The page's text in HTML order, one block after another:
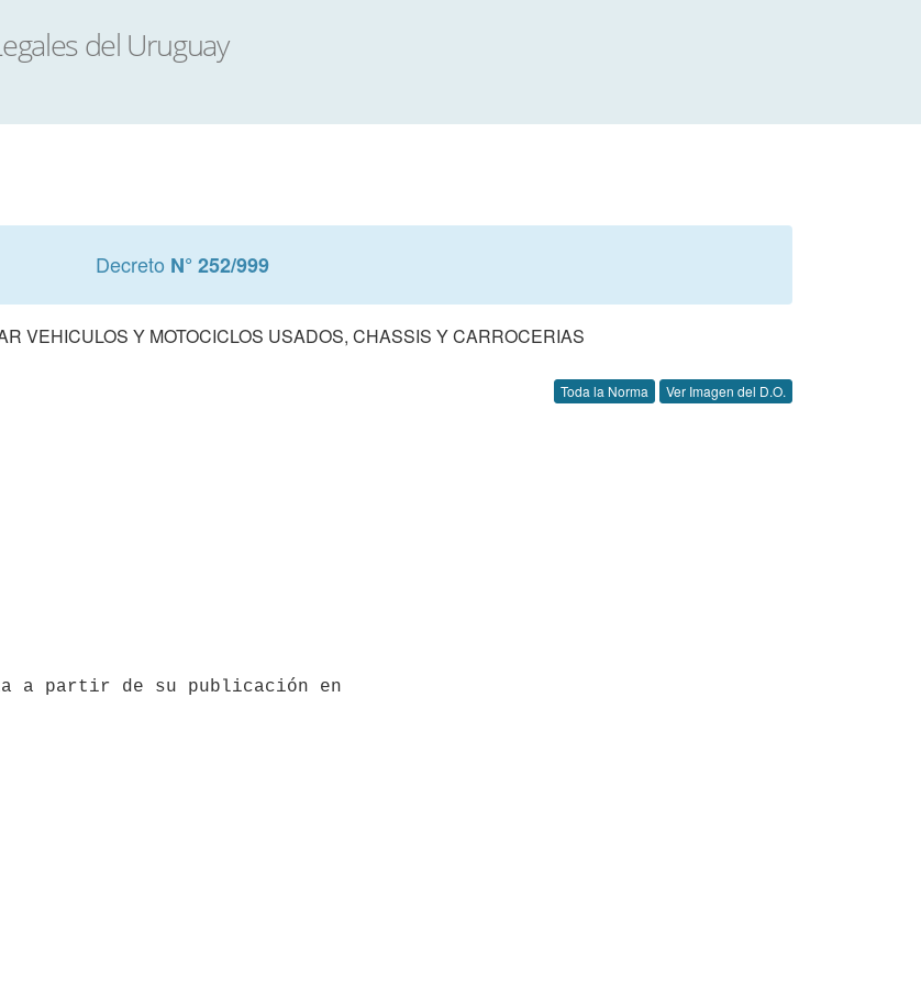
Decreto N° 252/999
VEHICULOS Y MOTOCICLOS USADOS, CHASSIS Y CARROCERIAS
Toda la Norma Ver Imagen del D.O.